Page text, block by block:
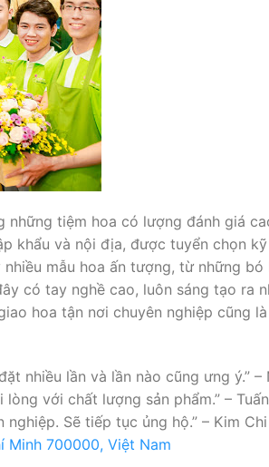
tiệm hoa có lượng đánh giá
khẩu và nội địa, được tuyển chọn
mẫu hoa ấn tượng, từ những
có tay nghề cao, luôn sáng tạo ra
hoa tận nơi chuyên nghiệp cũng
nhiều lần và lần nào cũng ưng ý.” –
với chất lượng sản phẩm.” –
Sẽ tiếp tục ủng hộ.” – Kim
Minh 700000, Việt Nam